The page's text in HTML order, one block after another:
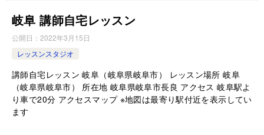
岐阜 講師自宅レッスン
公開日： 2022年3月15日
レッスンスタジオ
講師自宅レッスン 岐阜（岐阜県岐阜市） レッスン場所 岐阜
（岐阜県岐阜市） 所在地 岐阜県岐阜市長良 アクセス 岐阜駅よ
り車で20分 アクセスマップ ※地図は最寄り駅付近を表示してい
ます